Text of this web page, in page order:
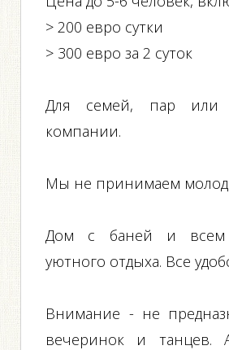
> 200 евро сутки
> 300 евро за 2 суток
Для семей, пар или
компании.
Мы не принимаем
Дом с баней и всем
уютного отдыха. Все
Внимание - не
вечеринок и танцев.